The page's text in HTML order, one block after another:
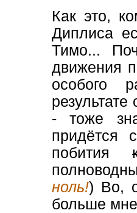
Как это,
Диплиса
Тимо...
движения
особого
- тоже
придётся
побития
ноль!) Во,
больше